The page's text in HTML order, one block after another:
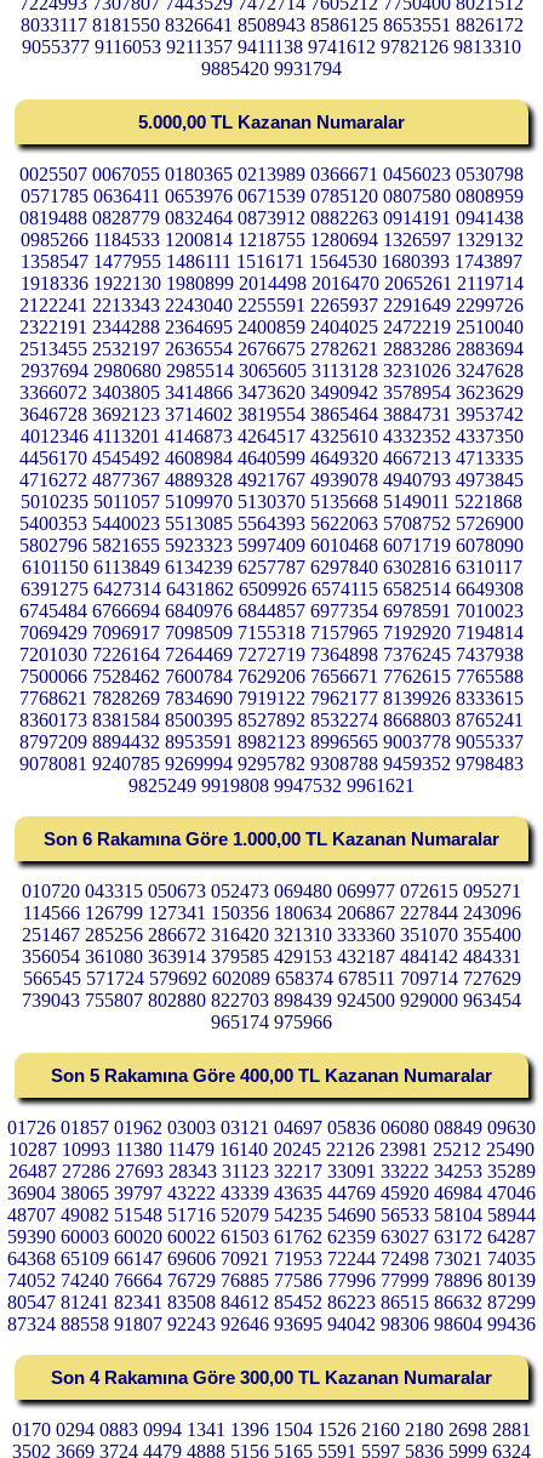
8033117 8181550 8326641 8508943 8586125 8653551 8826172
9055377 9116053 9211357 9411138 9741612 9782126 9813310
9885420 9931794
5.000,00 TL Kazanan Numaralar
0025507 0067055 0180365 0213989 0366671 0456023 0530798
0571785 0636411 0653976 0671539 0785120 0807580 0808959
0819488 0828779 0832464 0873912 0882263 0914191 0941438
0985266 1184533 1200814 1218755 1280694 1326597 1329132
1358547 1477955 1486111 1516171 1564530 1680393 1743897
1918336 1922130 1980899 2014498 2016470 2065261 2119714
2122241 2213343 2243040 2255591 2265937 2291649 2299726
2322191 2344288 2364695 2400859 2404025 2472219 2510040
2513455 2532197 2636554 2676675 2782621 2883286 2883694
2937694 2980680 2985514 3065605 3113128 3231026 3247628
3366072 3403805 3414866 3473620 3490942 3578954 3623629
3646728 3692123 3714602 3819554 3865464 3884731 3953742
4012346 4113201 4146873 4264517 4325610 4332352 4337350
4456170 4545492 4608984 4640599 4649320 4667213 4713335
4716272 4877367 4889328 4921767 4939078 4940793 4973845
5010235 5011057 5109970 5130370 5135668 5149011 5221868
5400353 5440023 5513085 5564393 5622063 5708752 5726900
5802796 5821655 5923323 5997409 6010468 6071719 6078090
6101150 6113849 6134239 6257787 6297840 6302816 6310117
6391275 6427314 6431862 6509926 6574115 6582514 6649308
6745484 6766694 6840976 6844857 6977354 6978591 7010023
7069429 7096917 7098509 7155318 7157965 7192920 7194814
7201030 7226164 7264469 7272719 7364898 7376245 7437938
7500066 7528462 7600784 7629206 7656671 7762615 7765588
7768621 7828269 7834690 7919122 7962177 8139926 8333615
8360173 8381584 8500395 8527892 8532274 8668803 8765241
8797209 8894432 8953591 8982123 8996565 9003778 9055337
9078081 9240785 9269994 9295782 9308788 9459352 9798483
9825249 9919808 9947532 9961621
Son 6 Rakamına Göre 1.000,00 TL Kazanan Numaralar
010720 043315 050673 052473 069480 069977 072615 095271
114566 126799 127341 150356 180634 206867 227844 243096
251467 285256 286672 316420 321310 333360 351070 355400
356054 361080 363914 379585 429153 432187 484142 484331
566545 571724 579692 602089 658374 678511 709714 727629
739043 755807 802880 822703 898439 924500 929000 963454
965174 975966
Son 5 Rakamına Göre 400,00 TL Kazanan Numaralar
01726 01857 01962 03003 03121 04697 05836 06080 08849 09630
10287 10993 11380 11479 16140 20245 22126 23981 25212 25490
26487 27286 27693 28343 31123 32217 33091 33222 34253 35289
36904 38065 39797 43222 43339 43635 44769 45920 46984 47046
48707 49082 51548 51716 52079 54235 54690 56533 58104 58944
59390 60003 60020 60022 61503 61762 62359 63027 63172 64287
64368 65109 66147 69606 70921 71953 72244 72498 73021 74035
74052 74240 76664 76729 76885 77586 77996 77999 78896 80139
80547 81241 82341 83508 84612 85452 86223 86515 86632 87299
87324 88558 91807 92243 92646 93695 94042 98306 98604 99436
Son 4 Rakamına Göre 300,00 TL Kazanan Numaralar
0170 0294 0883 0994 1341 1396 1504 1526 2160 2180 2698 2881
3502 3669 3724 4479 4888 5156 5165 5591 5597 5836 5999 6324